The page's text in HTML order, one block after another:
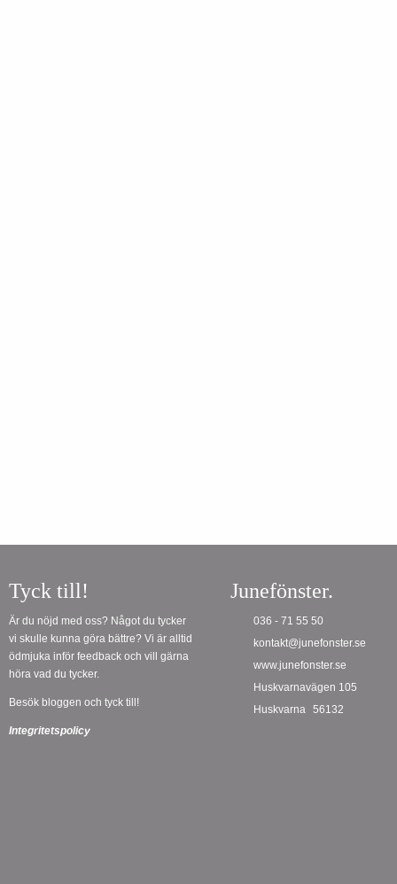
Tyck till!
Är du nöjd med oss? Något du tycker
vi skulle kunna göra bättre? Vi är alltid
ödmjuka inför feedback och vill gärna
höra vad du tycker.
Besök bloggen och tyck till!
Integritetspolicy
Junefönster.
036 - 71 55 50
kontakt@junefonster.se
www.junefonster.se
Huskvarnavägen 105
Huskvarna
56132